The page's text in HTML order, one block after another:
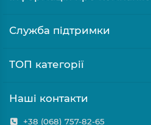
Служба підтримки
ТОП категорії
Наші контакти
+38 (068) 757-82-65